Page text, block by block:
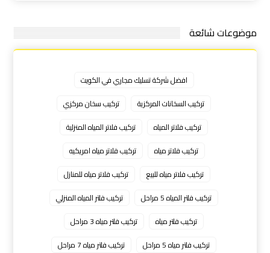
موضوعات شائعة
افضل شركة تسليك مجاري في الكويت
تركيب السخانات المركزية
تركيب سخان مركزي
تركيب فلاتر المياه
تركيب فلاتر المياه المنزلية
تركيب فلاتر مياه
تركيب فلاتر مياه امريكيه
تركيب فلاتر مياه للبيع
تركيب فلاتر مياه للمنازل
تركيب فلتر المياه 5 مراحل
تركيب فلتر المياه المنزلي
تركيب فلتر مياه
تركيب فلتر مياه 3 مراحل
تركيب فلتر مياه 5 مراحل
تركيب فلتر مياه 7 مراحل